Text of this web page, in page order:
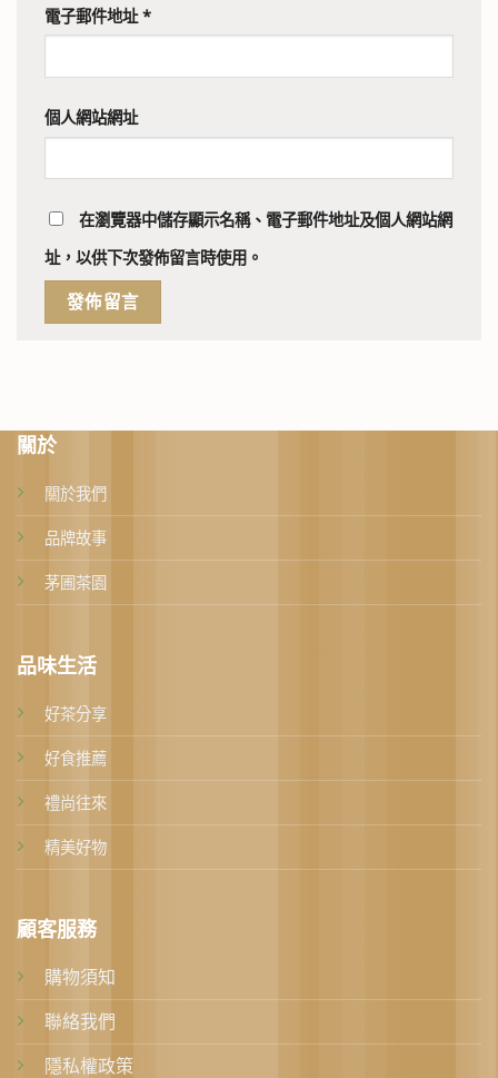
電子郵件地址*
個人網站網址
在瀏覽器中儲存顯示名稱、電子郵件地址及個人網站網
址，以供下次發佈留言時使用。
關於
關於我們
品牌故事
茅圃茶園
品味生活
好茶分享
好食推薦
禮尚往來
精美好物
顧客服務
購物須知
聯絡我們
隱私權政策